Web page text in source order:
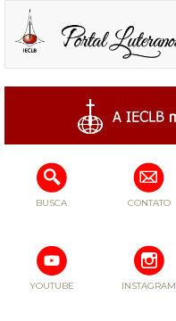
BUSCA CONTATO
YOUTUBE INSTAGRAM